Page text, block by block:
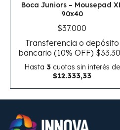
Boca Juniors – Mousepad
90x40
$37.000
Transferencia o depósito
bancario (10% OFF)
Hasta 3cuotas sin interés de
$12.333,33